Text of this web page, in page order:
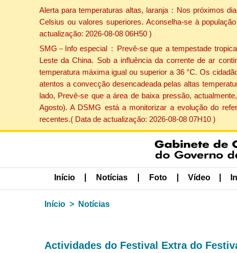
Alerta para temperaturas altas, laranja：Nos próximos
Celsius ou valores superiores. Aconselha-se à
actualização: 2026-08-08 06H50 )
SMG－Info especial：Prevê-se que a tempestade
Leste da China. Sob a influência da corrente de ar
temperatura máxima igual ou superior a 36 °C. Os
atentos a convecção desencadeada pelas altas
lado, Prevê-se que a área de baixa pressão,
Agosto). A DSMG está a monitorizar a evolução do
recentes.( Data de actualização: 2026-08-08 07H10 )
Início Notícias Foto Vídeo
Início Notícias
Actividades do Festival Extra do